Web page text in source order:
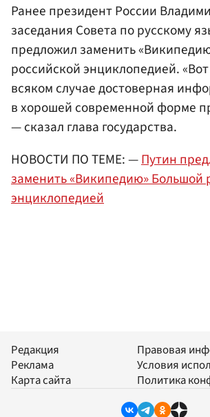
Ранее президент России
заседания Совета по русскому
предложил заменить
российской энциклопедией.
всяком случае достоверная
в хорошей современной форме
— сказал глава государства.
НОВОСТИ ПО ТЕМЕ: —Путин
заменить «Википедию» Большой
энциклопедией
Редакция
Реклама
Карта сайта
Правовая
Условия
Политика